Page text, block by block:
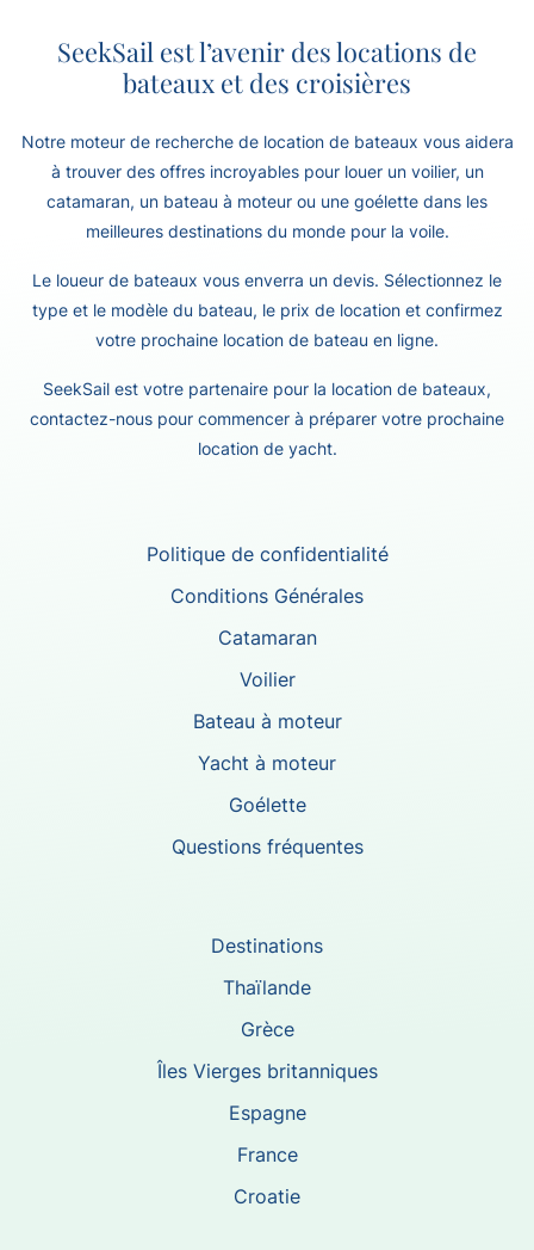
SeekSail est l’avenir des locations de
bateaux et des croisières
Notre moteur de recherche de location de bateaux vous aidera
à trouver des offres incroyables pour louer un voilier, un
catamaran, un bateau à moteur ou une goélette dans les
meilleures destinations du monde pour la voile.
Le loueur de bateaux vous enverra un devis. Sélectionnez le
type et le modèle du bateau, le prix de location et confirmez
votre prochaine location de bateau en ligne.
SeekSail est votre partenaire pour la location de bateaux,
contactez-nous pour commencer à préparer votre prochaine
location de yacht.
Politique de confidentialité
Conditions Générales
Catamaran
Voilier
Bateau à moteur
Yacht à moteur
Goélette
Questions fréquentes
Destinations
Thaïlande
Grèce
Îles Vierges britanniques
Espagne
France
Croatie